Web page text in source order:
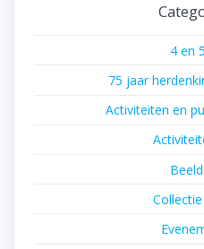
4 en
75 jaar
Activiteiten en